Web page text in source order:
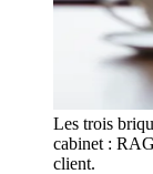
Les trois
cabinet :
client.